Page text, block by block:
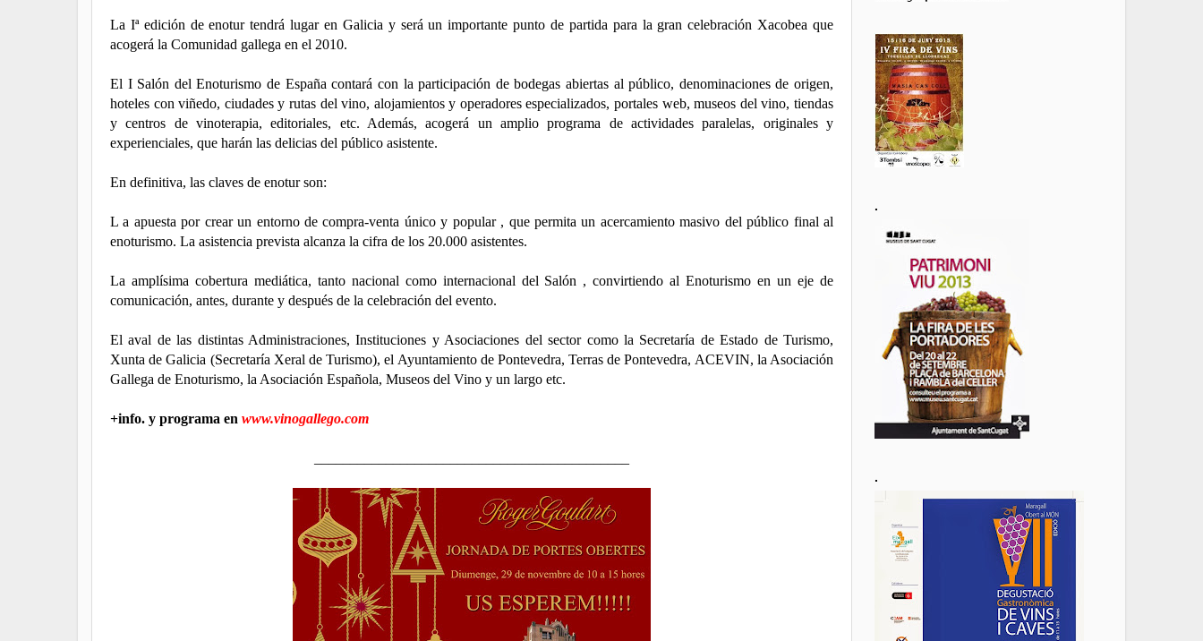
La Iª edición de enotur tendrá lugar en Galicia y será un importante punto de partida para la gran celebración Xacobea que
acogerá la Comunidad gallega en el 2010.
El I Salón del Enoturismo de España contará con la participación de bodegas abiertas al público, denominaciones de origen,
hoteles con viñedo, ciudades y rutas del vino, alojamientos y operadores especializados, portales web, museos del vino, tiendas
y centros de vinoterapia, editoriales, etc. Además, acogerá un amplio programa de actividades paralelas, originales y
experienciales, que harán las delicias del público asistente.
En definitiva, las claves de enotur son:
L a apuesta por crear un entorno de compra-venta único y popular , que permita un acercamiento masivo del público final al
enoturismo. La asistencia prevista alcanza la cifra de los 20.000 asistentes.
La amplísima cobertura mediática, tanto nacional como internacional del Salón , convirtiendo al Enoturismo en un eje de
comunicación, antes, durante y después de la celebración del evento.
El aval de las distintas Administraciones, Instituciones y Asociaciones del sector como la Secretaría de Estado de Turismo,
Xunta de Galicia (Secretaría Xeral de Turismo), el Ayuntamiento de Pontevedra, Terras de Pontevedra, ACEVIN, la Asociación
Gallega de Enoturismo, la Asociación Española, Museos del Vino y un largo etc.
+info. y programa en www.vinogallego.com
.
.